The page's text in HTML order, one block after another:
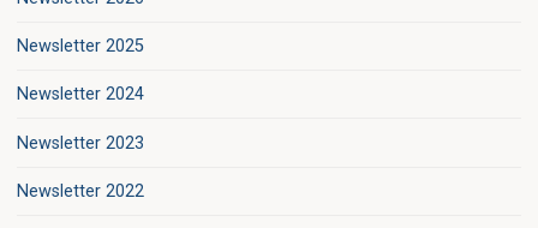
Newsletter 2025
Newsletter 2024
Newsletter 2023
Newsletter 2022